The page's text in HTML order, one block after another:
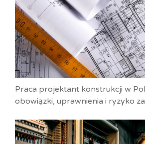
Praca projektant konstrukcji w
obowiązki, uprawnienia i ryzyko